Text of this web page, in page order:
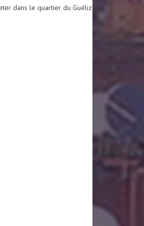
dans le quartier du Guéliz